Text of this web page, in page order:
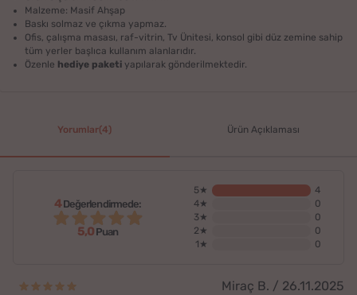
Malzeme: Masif Ahşap
Baskı solmaz ve çıkma yapmaz.
Ofis, çalışma masası, raf-vitrin, Tv Ünitesi, konsol gibi düz zemine sahip
tüm yerler başlıca kullanım alanlarıdır.
Özenle hediye paketi yapılarak gönderilmektedir.
Yorumlar(4) Ürün Açıklaması
4Değerlendirmede:
5,0Puan
5★
4
4★
0
3★
0
2★
0
1★
0
Miraç B. / 26.11.2025